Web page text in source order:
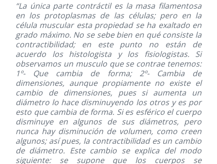
“La única parte contráctil es la masa filamentosa
en los protoplasmas de las células; pero en la
célula muscular esta propiedad se ha exaltado en
grado máximo. No se sebe bien en qué consiste la
contractibilidad; en este punto no están de
acuerdo los histologista y los fisiologistas. Si
observamos un musculo que se contrae tenemos:
1º- Que cambia de forma; 2º- Cambia de
dimensiones, aunque propiamente no existe el
cambio de dimensiones, pues si aumenta un
diámetro lo hace disminuyendo los otros y es por
esto que cambia de forma. Si es esférico el cuerpo
disminuye en algunos de sus diámetros, pero
nunca hay disminución de volumen, como creen
algunos; así pues, la contractibilidad es un cambio
de diámetro. Este cambio se explica del modo
siguiente: se supone que los cuerpos se